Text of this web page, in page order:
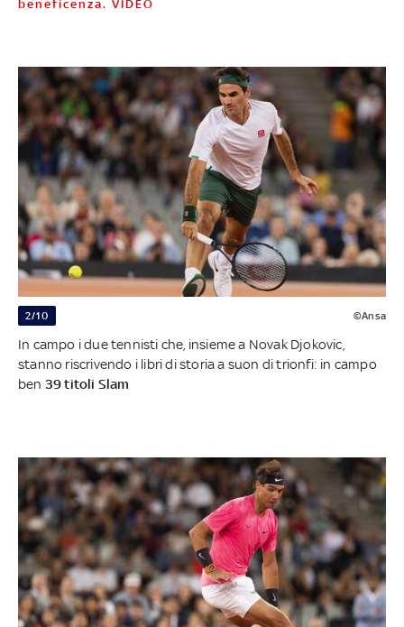
beneficenza. VIDEO
2/10 ©Ansa
In campo i due tennisti che, insieme a Novak Djokovic,
stanno riscrivendo i libri di storia a suon di trionfi: in campo
ben 39 titoli Slam